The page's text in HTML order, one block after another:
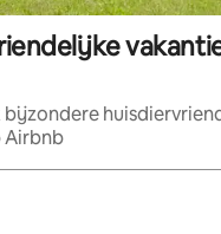
bijzondere
Airbnb
beschikbaar